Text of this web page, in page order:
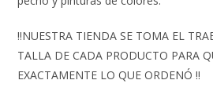
‼️NUESTRA TIENDA SE TOMA EL
TALLA DE CADA PRODUCTO PARA
EXACTAMENTE LO QUE ORDENÓ ‼️